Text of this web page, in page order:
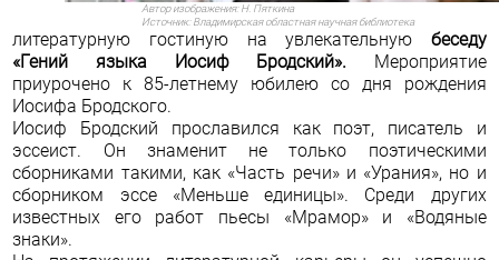
Автор изображения:Н. Пяткина
Источник:Владимирская областная научная библиотека
литературную гостиную на увлекательную беседу
«Гений языка Иосиф Бродский». Мероприятие
приурочено к 85-летнему юбилею со дня рождения
Иосифа Бродского.
Иосиф Бродский прославился как поэт, писатель и
эссеист. Он знаменит не только поэтическими
сборниками такими, как «Часть речи»и «Урания», но и
сборником эссе «Меньше единицы». Среди других
известных его работ пьесы «Мрамор» и «Водяные
знаки».